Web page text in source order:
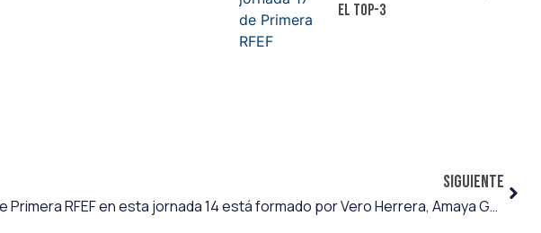
el top-3
SIGUIENTE
El top-3 de Primera RFEF en esta jornada 14 está formado por Vero Herrera, Amaya García y Laura Navajas